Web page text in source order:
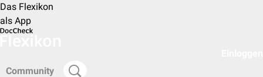
Das Flexikon
als App
Community